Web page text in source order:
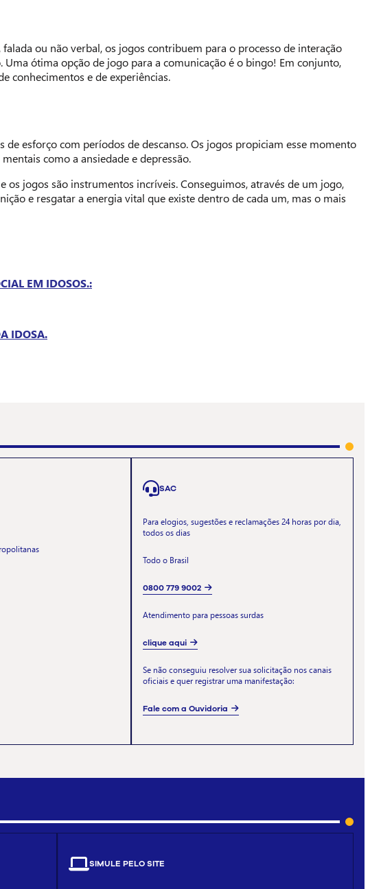
ou não verbal, os jogos contribuem para o processo de interação
ótima opção de jogo para a comunicação é o bingo! Em conjunto,
conhecimentos e de experiências.
esforço com períodos de descanso. Os jogos propiciam esse momento
como a ansiedade e depressão.
os jogos são instrumentos incríveis. Conseguimos, através de um jogo,
e resgatar a energia vital que existe dentro de cada um, mas o mais
EM IDOSOS.:
IDOSA.
SAC
Para elogios, sugestões e reclamações 24 horas por dia,
todos os dias
Todo o Brasil
0800 779 9002
Atendimento para pessoas surdas
clique aqui
Se não conseguiu resolver sua solicitação nos canais
oficiais e quer registrar uma manifestação:
Fale com a Ouvidoria
SIMULE PELO SITE